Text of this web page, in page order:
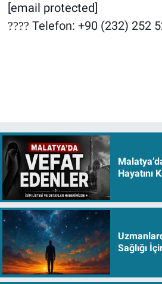
[email protected]
???? Telefon: +90 (232) 252
Hayatını
Sağlığı